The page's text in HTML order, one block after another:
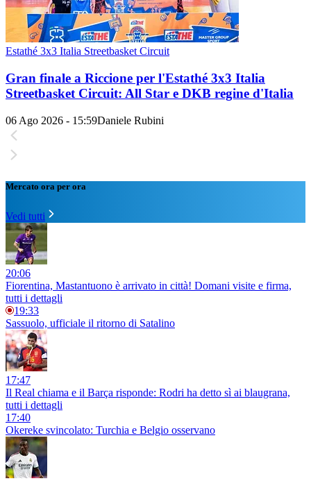
Estathé 3x3 Italia Streetbasket Circuit
Gran finale a Riccione per l'Estathé 3x3 Italia
Streetbasket Circuit: All Star e DKB regine d'Italia
06 Ago 2026 - 15:59Daniele Rubini
Mercato ora per ora
Vedi tutti
20:06
Fiorentina, Mastantuono è arrivato in città! Domani visite e firma,
tutti i dettagli
19:33
Sassuolo, ufficiale il ritorno di Satalino
17:47
Il Real chiama e il Barça risponde: Rodri ha detto sì ai blaugrana,
tutti i dettagli
17:40
Okereke svincolato: Turchia e Belgio osservano